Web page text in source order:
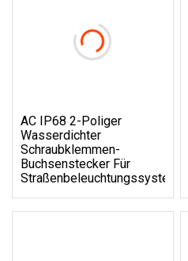
AC IP68 2-Poliger
Wasserdichter
Schraubklemmen-
Buchsenstecker Für
Straßenbeleuchtungssystem